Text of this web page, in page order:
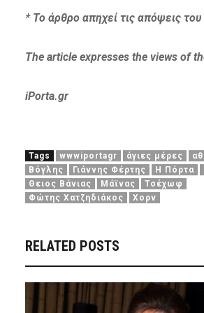
* Το άρθρο απηχεί τις απόψεις
The article expressesthe views of
iPorta.gr
Tags wwwiportagr άγιες μέρες
Βόγλης
Γιάννης Φέρτης Η Πόρτα
Θειος Βάνιας
Μάϊνας
Τσέχωφ
Φώτης Χατζηδιάκος
Χορν
RELATED POSTS